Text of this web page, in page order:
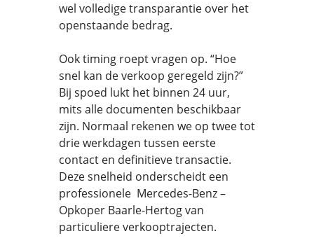
wel volledige transparantie over het
openstaande bedrag.
Ook timing roept vragen op. “Hoe
snel kan de verkoop geregeld zijn?”
Bij spoed lukt het binnen 24 uur,
mits alle documenten beschikbaar
zijn. Normaal rekenen we op twee tot
drie werkdagen tussen eerste
contact en definitieve transactie.
Deze snelheid onderscheidt een
professionele Mercedes-Benz –
Opkoper Baarle-Hertog van
particuliere verkooptrajecten.